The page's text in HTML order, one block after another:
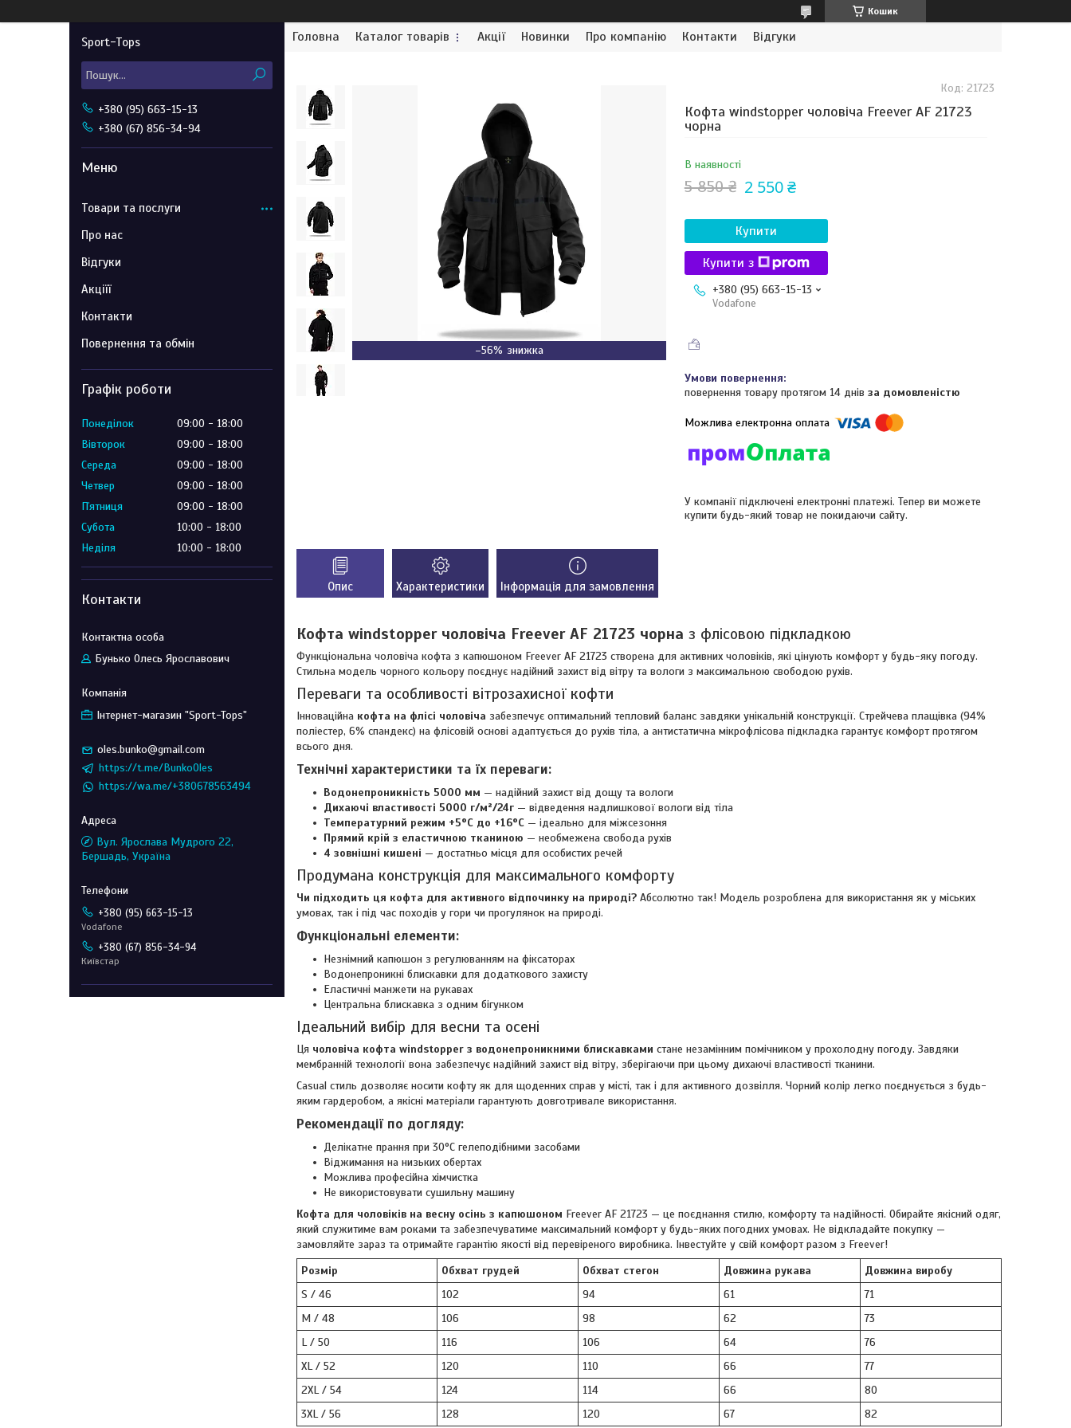
Кошик
Головна Каталог товарів Акції Новинки Про компанію Контакти Відгуки
–56%
Кофта windstopper чоловіча Freever AF 21723
чорна
В наявності
Код:21723
5 850 ₴ 2 550 ₴
Купити
Купити з
+380 (95) 663-15-13
Vodafone
повернення товару протягом 14 днів за домовленістю
У компанії підключені електронні платежі. Тепер ви можете
купити будь-який товар не покидаючи сайту.
Опис Характеристики Інформація для замовлення
Кофта windstopper чоловіча Freever AF 21723 чорна з флісовою підкладкою
Функціональна чоловіча кофта з капюшоном Freever AF 21723 створена для активних чоловіків, які цінують комфорт у будь-яку погоду.
Стильна модель чорного кольору поєднує надійний захист від вітру та вологи з максимальною свободою рухів.
Переваги та особливості вітрозахисної кофти
Інноваційна кофта на флісі чоловіча забезпечує оптимальний тепловий баланс завдяки унікальній конструкції. Стрейчева плащівка (94%
поліестер, 6% спандекс) на флісовій основі адаптується до рухів тіла, а антистатична мікрофлісова підкладка гарантує комфорт протягом
всього дня.
Технічні характеристики та їх переваги:
Водонепроникність 5000 мм — надійний захист від дощу та вологи
Дихаючі властивості 5000 г/м²/24г — відведення надлишкової вологи від тіла
Температурний режим +5°C до +16°C — ідеально для міжсезоння
Прямий крій з еластичною тканиною — необмежена свобода рухів
4 зовнішні кишені — достатньо місця для особистих речей
Продумана конструкція для максимального комфорту
Чи підходить ця кофта для активного відпочинку на природі? Абсолютно так! Модель розроблена для використання як у міських
умовах, так і під час походів у гори чи прогулянок на природі.
Функціональні елементи:
Незнімний капюшон з регулюванням на фіксаторах
Водонепроникні блискавки для додаткового захисту
Еластичні манжети на рукавах
Центральна блискавка з одним бігунком
Ідеальний вибір для весни та осені
Ця чоловіча кофта windstopper з водонепроникними блискавками стане незамінним помічником у прохолодну погоду. Завдяки
мембранній технології вона забезпечує надійний захист від вітру, зберігаючи при цьому дихаючі властивості тканини.
Casual стиль дозволяє носити кофту як для щоденних справ у місті, так і для активного дозвілля. Чорний колір легко поєднується з будь-
яким гардеробом, а якісні матеріали гарантують довготривале використання.
Рекомендації по догляду:
Делікатне прання при 30°C гелеподібними засобами
Віджимання на низьких обертах
Можлива професійна хімчистка
Не використовувати сушильну машину
Кофта для чоловіків на весну осінь з капюшоном Freever AF 21723 — це поєднання стилю, комфорту та надійності. Обирайте якісний одяг,
який служитиме вам роками та забезпечуватиме максимальний комфорт у будь-яких погодних умовах. Не відкладайте покупку —
замовляйте зараз та отримайте гарантію якості від перевіреного виробника. Інвестуйте у свій комфорт разом з Freever!
Розмір
Обхват грудей Обхват стегон Довжина рукава
Довжина виробу
S / 46
102 94 61
71
M / 48
106 98 62
73
L / 50
116 106 64
76
XL / 52
120 110 66
77
2XL / 54
124 114 66
80
3XL / 56
128 120 67 82
Sport-Tops
+380 (95) 663-15-13
+380 (67) 856-34-94
Товари та послуги
Про нас
Відгуки
Акціїї
Контакти
Повернення та обмін
Графік роботи
Понеділок 09:00
18:00
Вівторок
09:00
18:00
Середа
09:00
18:00
Четвер
09:00
18:00
Пʼятниця
09:00
18:00
Субота
10:00
18:00
Неділя
10:00 18:00
Контакти
Бунько Олесь Ярославович
Інтернет-магазин "Sport-Tops"
oles.bunko@gmail.com
https://t.me/BunkoOles
https://wa.me/+380678563494
Вул. Ярослава Мудрого 22,
Бершадь, Україна
+380 (95) 663-15-13
Vodafone
+380 (67) 856-34-94
Київстар